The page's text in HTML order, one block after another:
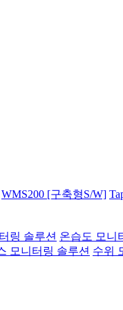
WMS200 [구축형S/W]
링 솔루션 온습도 모니
모니터링 솔루션 수위